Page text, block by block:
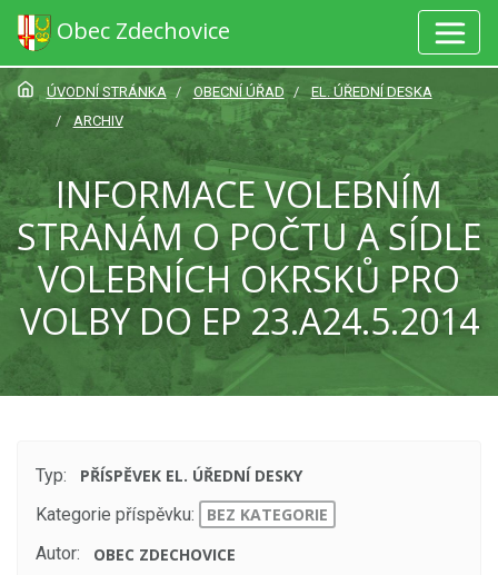
Obec Zdechovice
ÚVODNÍ STRÁNKA OBECNÍ ÚŘAD
EL. ÚŘEDNÍ DESKA
ARCHIV
INFORMACE VOLEBNÍM
STRANÁM O POČTU A SÍDLE
VOLEBNÍCH OKRSKŮ PRO
VOLBY DO EP 23.A24.5.2014
Typ:
PŘÍSPĚVEK EL. ÚŘEDNÍ DESKY
Kategorie příspěvku:
BEZ KATEGORIE
Autor:
OBEC ZDECHOVICE